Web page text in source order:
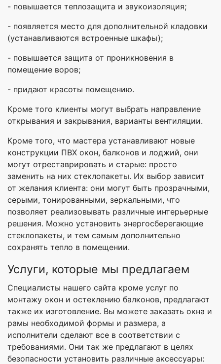
- повышается теплозащита и звукоизоляция;
- появляется место для дополнительной кладовки
(устанавливаются встроенные шкафы);
- повышается защита от проникновения в
помещение воров;
- придают красоты помещению.
Кроме того клиенты могут выбрать направление
открывания и закрывания, варианты вентиляции.
Кроме того, что мастера устанавливают новые
конструкции ПВХ окон, балконов и лоджий, они
могут отреставрировать и старые: просто
заменить на них стеклопакеты. Их выбор зависит
от желания клиента: они могут быть прозрачными,
серыми, тонированными, зеркальными, что
позволяет реализовывать различные интерьерные
решения. Можно установить энергосберегающие
стеклопакеты, и тем самым дополнительно
сохранять тепло в помещении.
Услуги, которые мы предлагаем
Специалисты нашего сайта кроме услуг по
монтажу окон и остеклению балконов, предлагают
также их изготовление. Вы можете заказать окна и
рамы необходимой формы и размера, а
исполнители сделают все в соответствии с
требованиями. Они так же предлагают в целях
безопасности установить различные аксессуары: